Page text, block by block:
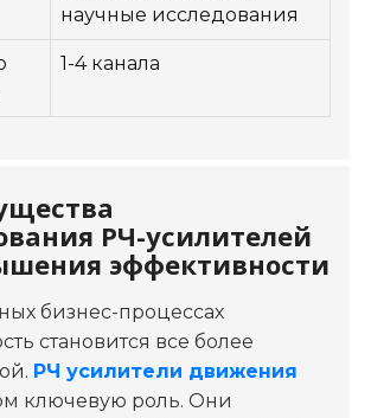
научные исследования
1-4 канала
РЧ-усилителей
эффективности
бизнес-процессах
становится все более
РЧ усилители движения
ключевую роль. Они